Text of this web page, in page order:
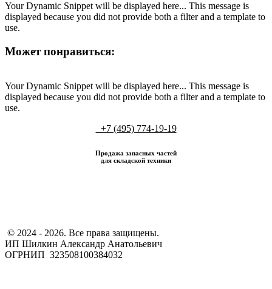
Your Dynamic Snippet will be displayed here... This message is
displayed because you did not provide both a filter and a template to
use.
Может понравиться:
Your Dynamic Snippet will be displayed here... This message is
displayed because you did not provide both a filter and a template to
use.
+7 (495) 774-19-19
Продажа запасных частей
для складской техники
​ © 2024 - 2026. Все права защищены.
ИП Шилкин Александр Анатольевич
ОГРНИП 323508100384032